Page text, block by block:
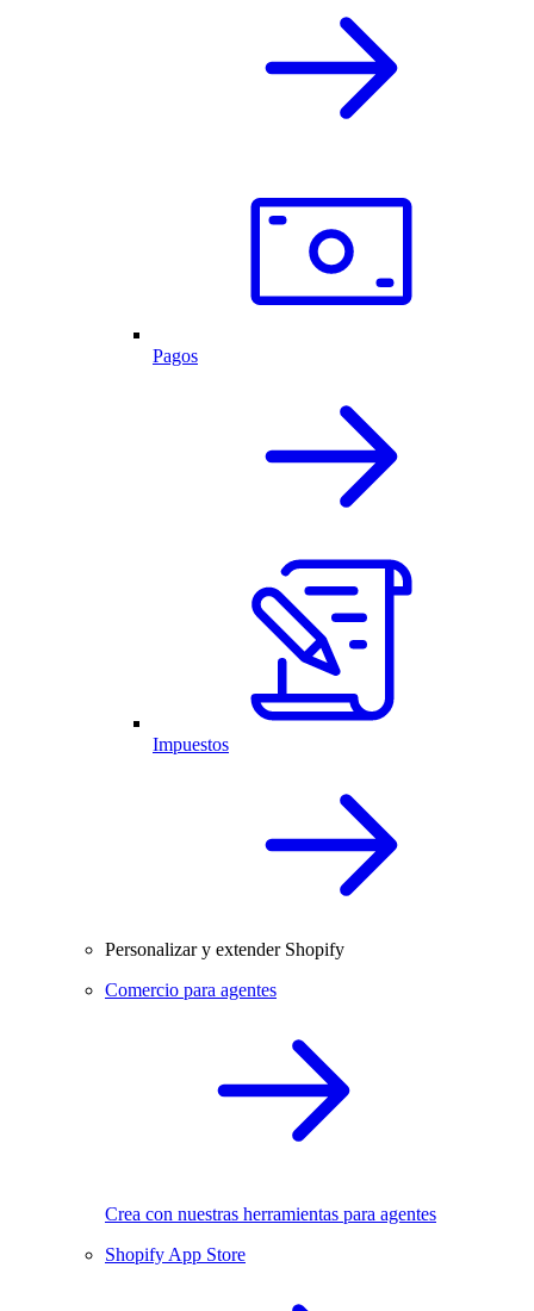
Pagos
Impuestos
Personalizar y extender Shopify
Comercio para agentes
Crea con nuestras herramientas para agentes
Shopify App Store